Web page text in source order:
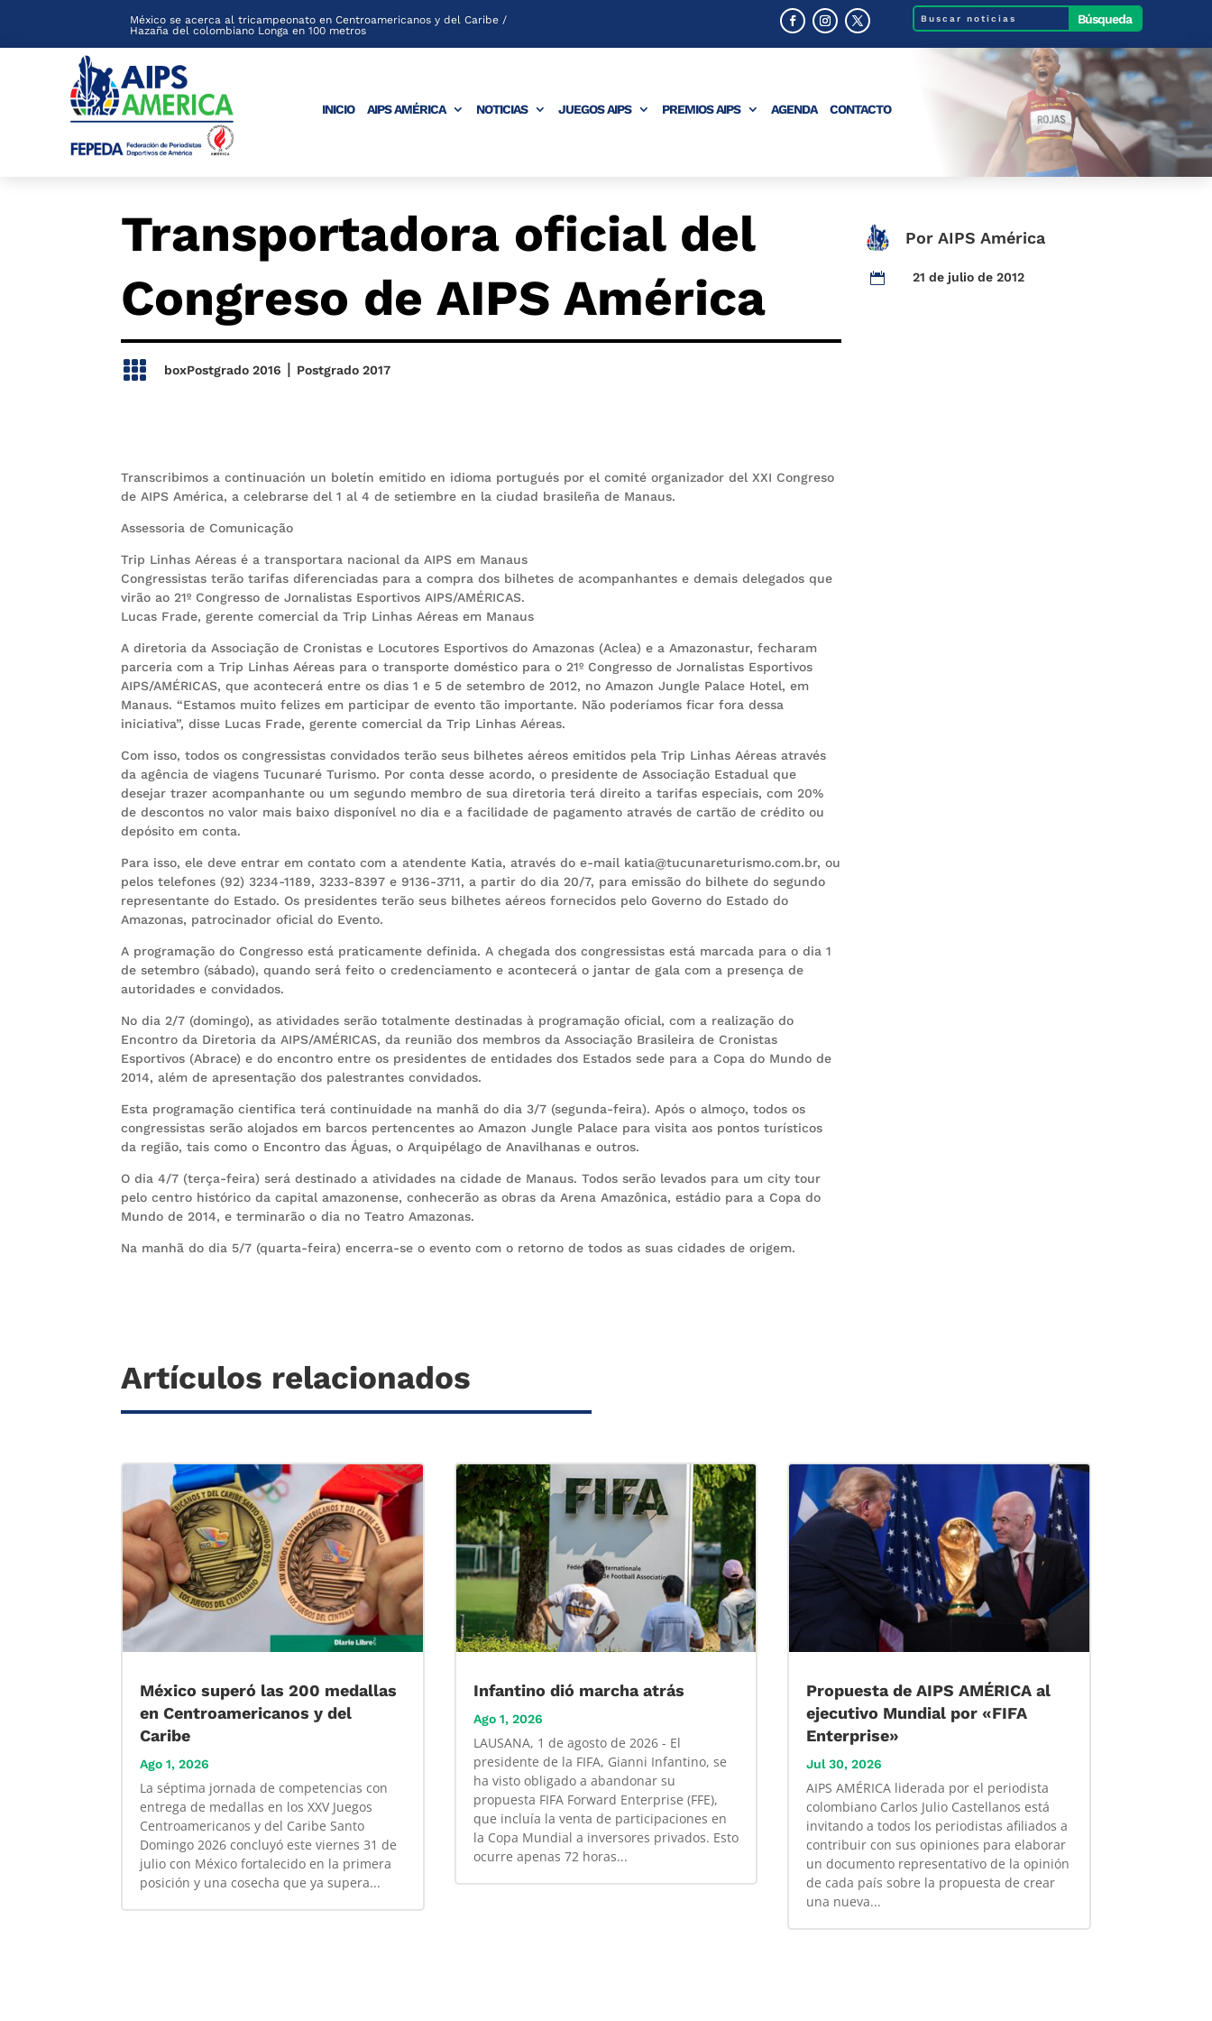
México se acerca al tricampeonato en Centroamericanos y del Caribe /
Hazaña del colombiano Longa en 100 metros
INICIO AIPS AMÉRICA NOTICIAS JUEGOS AIPS PREMIOS AIPS AGENDA CONTACTO
Transportadora oficial del
Congreso de AIPS América
 boxPostgrado 2016 | Postgrado 2017
Por AIPS América
 21 de julio de 2012
Transcribimos a continuación un boletín emitido en idioma portugués por el comité organizador del XXI Congreso
de AIPS América, a celebrarse del 1 al 4 de setiembre en la ciudad brasileña de Manaus.
Assessoria de Comunicação
Trip Linhas Aéreas é a transportara nacional da AIPS em Manaus
Congressistas terão tarifas diferenciadas para a compra dos bilhetes de acompanhantes e demais delegados que
virão ao 21º Congresso de Jornalistas Esportivos AIPS/AMÉRICAS.
Lucas Frade, gerente comercial da Trip Linhas Aéreas em Manaus
A diretoria da Associação de Cronistas e Locutores Esportivos do Amazonas (Aclea) e a Amazonastur, fecharam
parceria com a Trip Linhas Aéreas para o transporte doméstico para o 21º Congresso de Jornalistas Esportivos
AIPS/AMÉRICAS, que acontecerá entre os dias 1 e 5 de setembro de 2012, no Amazon Jungle Palace Hotel, em
Manaus. “Estamos muito felizes em participar de evento tão importante. Não poderíamos ficar fora dessa
iniciativa”, disse Lucas Frade, gerente comercial da Trip Linhas Aéreas.
Com isso, todos os congressistas convidados terão seus bilhetes aéreos emitidos pela Trip Linhas Aéreas através
da agência de viagens Tucunaré Turismo. Por conta desse acordo, o presidente de Associação Estadual que
desejar trazer acompanhante ou um segundo membro de sua diretoria terá direito a tarifas especiais, com 20%
de descontos no valor mais baixo disponível no dia e a facilidade de pagamento através de cartão de crédito ou
depósito em conta.
Para isso, ele deve entrar em contato com a atendente Katia, através do e-mail katia@tucunareturismo.com.br, ou
pelos telefones (92) 3234-1189, 3233-8397 e 9136-3711, a partir do dia 20/7, para emissão do bilhete do segundo
representante do Estado. Os presidentes terão seus bilhetes aéreos fornecidos pelo Governo do Estado do
Amazonas, patrocinador oficial do Evento.
A programação do Congresso está praticamente definida. A chegada dos congressistas está marcada para o dia 1
de setembro (sábado), quando será feito o credenciamento e acontecerá o jantar de gala com a presença de
autoridades e convidados.
No dia 2/7 (domingo), as atividades serão totalmente destinadas à programação oficial, com a realização do
Encontro da Diretoria da AIPS/AMÉRICAS, da reunião dos membros da Associação Brasileira de Cronistas
Esportivos (Abrace) e do encontro entre os presidentes de entidades dos Estados sede para a Copa do Mundo de
2014, além de apresentação dos palestrantes convidados.
Esta programação cientifica terá continuidade na manhã do dia 3/7 (segunda-feira). Após o almoço, todos os
congressistas serão alojados em barcos pertencentes ao Amazon Jungle Palace para visita aos pontos turísticos
da região, tais como o Encontro das Águas, o Arquipélago de Anavilhanas e outros.
O dia 4/7 (terça-feira) será destinado a atividades na cidade de Manaus. Todos serão levados para um city tour
pelo centro histórico da capital amazonense, conhecerão as obras da Arena Amazônica, estádio para a Copa do
Mundo de 2014, e terminarão o dia no Teatro Amazonas.
Na manhã do dia 5/7 (quarta-feira) encerra-se o evento com o retorno de todos as suas cidades de origem.
Artículos relacionados
México superó las 200 medallas
en Centroamericanos y del
Caribe
Ago 1, 2026
La séptima jornada de competencias con
entrega de medallas en los XXV Juegos
Centroamericanos y del Caribe Santo
Domingo 2026 concluyó este viernes 31 de
julio con México fortalecido en la primera
posición y una cosecha que ya supera...
Infantino dió marcha atrás
Ago 1, 2026
LAUSANA, 1 de agosto de 2026 - El
presidente de la FIFA, Gianni Infantino, se
ha visto obligado a abandonar su
propuesta FIFA Forward Enterprise (FFE),
que incluía la venta de participaciones en
la Copa Mundial a inversores privados. Esto
ocurre apenas 72 horas...
Propuesta de AIPS AMÉRICA al
ejecutivo Mundial por «FIFA
Enterprise»
Jul 30, 2026
AIPS AMÉRICA liderada por el periodista
colombiano Carlos Julio Castellanos está
invitando a todos los periodistas afiliados a
contribuir con sus opiniones para elaborar
un documento representativo de la opinión
de cada país sobre la propuesta de crear
una nueva...